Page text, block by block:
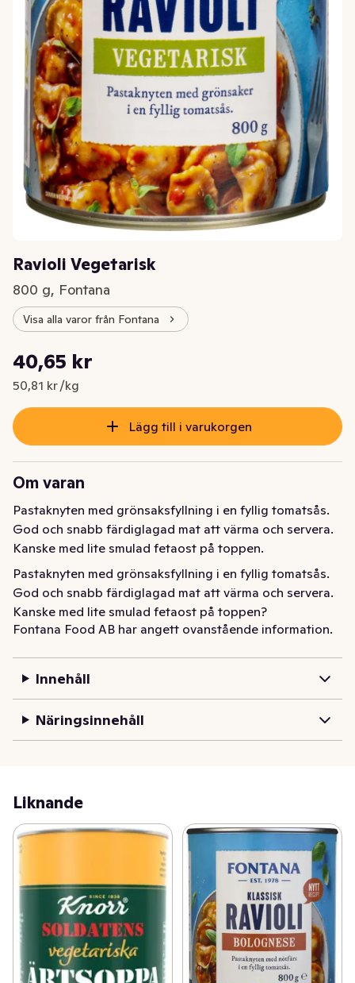
Ravioli Vegetarisk
800 g, Fontana
Visa alla varor från Fontana
Nuvarande pris är: 40,65 kr
40,65 kr
50,81 kr /kg
Styckpris: 50,81 kr /kg
Lägg till i varukorgen
Om varan
Pastaknyten med grönsaksfyllning i en fyllig tomatsås.
God och snabb färdiglagad mat att värma och servera.
Kanske med lite smulad fetaost på toppen.
Pastaknyten med grönsaksfyllning i en fyllig tomatsås.
God och snabb färdiglagad mat att värma och servera.
Kanske med lite smulad fetaost på toppen?
Fontana Food AB har angett ovanstående information.
Innehåll
Näringsinnehåll
Liknande